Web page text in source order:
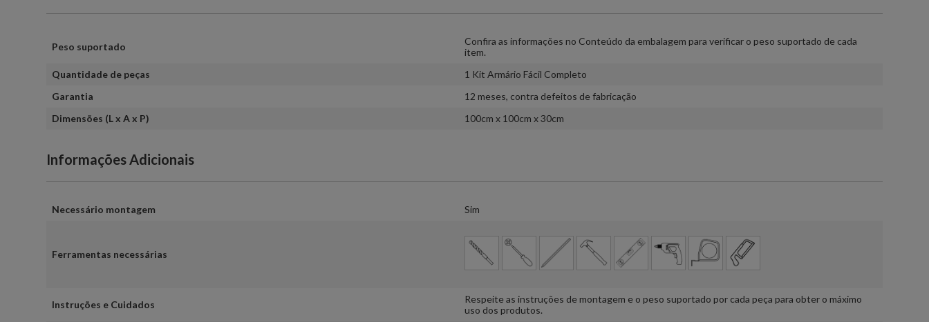
Peso suportado
Confira as informações no Conteúdo da embalagem para verificar o peso suportado de cada
item.
Quantidade de peças
1 Kit Armário Fácil Completo
Garantia
12 meses, contra defeitos de fabricação
Dimensões (L x A x P)
100cm x 100cm x 30cm
Informações Adicionais
Necessário montagem Sim
Ferramentas necessárias
Instruções e Cuidados
Respeite as instruções de montagem e o peso suportado por cada peça para obter o máximo
uso dos produtos.